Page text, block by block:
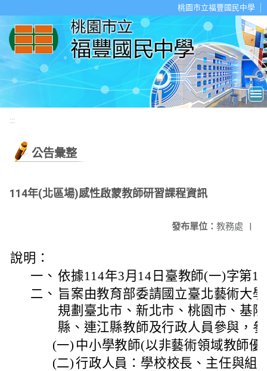
桃園市立福豐國民中學
:::
公告彙整
114年(北區場)感性啟蒙教師研習課程資訊
發布單位： 教務處 |
說明：
一、 依據114年3月14日臺教師(一)字第
二、 旨案由教育部委請國立臺北藝術大
規劃臺北市、新北市、桃園市、基
縣、連江縣教師及行政人員參與，
(一) 中小學教師(以非藝術領域教師優
(二)行政人員：學校校長、主任與組